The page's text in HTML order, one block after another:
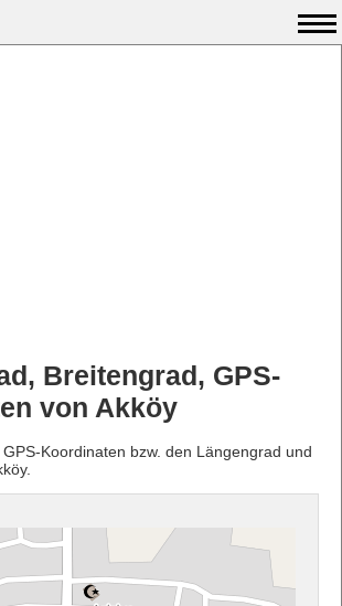
Breitengrad, GPS-
von Akköy
Koordinaten bzw. den Längengrad und